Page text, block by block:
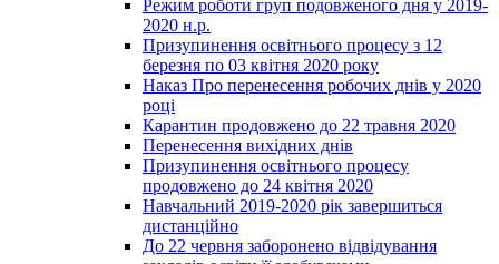
Режим роботи груп подовженого дня у 2019-
2020 н.р.
Призупинення освітнього процесу з 12
березня по 03 квітня 2020 року
Наказ Про перенесення робочих днів у 2020
році
Карантин продовжено до 22 травня 2020
Перенесення вихідних днів
Призупинення освітнього процесу
продовжено до 24 квітня 2020
Навчальний 2019-2020 рік завершиться
дистанційно
До 22 червня заборонено відвідування